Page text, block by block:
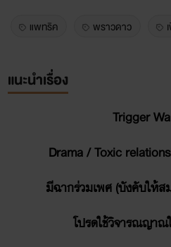
แพทริค พราวดาว
แนะนำเรื่อง
Trigger
Drama / Toxic
มีฉากร่วมเพศ (บังคับให้ส
โปรดใช้วิจารณญาณ